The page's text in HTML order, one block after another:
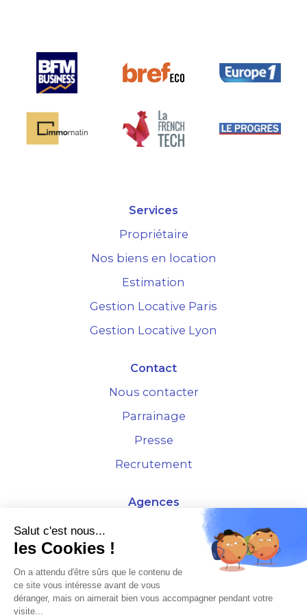
Services
Propriétaire
Nos biens en location
Estimation
Gestion Locative Paris
Gestion Locative Lyon
Contact
Nous contacter
Parrainage
Presse
Recrutement
Agences
4 Rue de la Bourse - 69001 Lyon
10 rue d'Austerlitz - 75012 Paris
À L'HORIZON 2025
Salut c'est nous...
les Cookies !
On a attendu d'être sûrs que le contenu de
ce site vous intéresse avant de vous
déranger, mais on aimerait bien vous accompagner pendant votre
visite...